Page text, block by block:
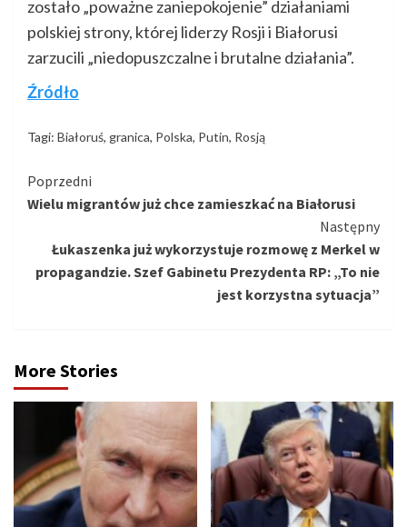
zostało „poważne zaniepokojenie” działaniami
polskiej strony, której liderzy Rosji i Białorusi
zarzucili „niedopuszczalne i brutalne działania”.
Źródło
Tagi: Białoruś, granica, Polska, Putin, Rosją
Kontynuuj
czytanie
Poprzedni
Wielu migrantów już chce zamieszkać na Białorusi
Następny
Łukaszenka już wykorzystuje rozmowę z Merkel w
propagandzie. Szef Gabinetu Prezydenta RP: „To nie
jest korzystna sytuacja”
More Stories